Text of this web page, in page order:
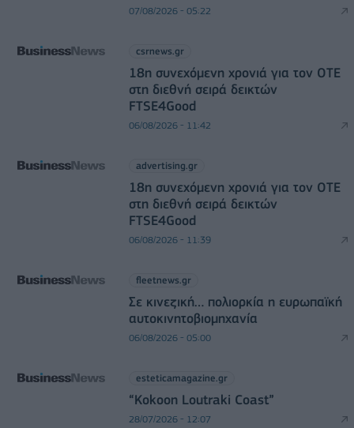
07/08/2026 - 05:22
csrnews.gr
18η συνεχόμενη χρονιά για τον ΟΤΕ
στη διεθνή σειρά δεικτών
FTSE4Good
06/08/2026 - 11:42
advertising.gr
18η συνεχόμενη χρονιά για τον ΟΤΕ
στη διεθνή σειρά δεικτών
FTSE4Good
06/08/2026 - 11:39
fleetnews.gr
Σε κινεζική… πολιορκία η ευρωπαϊκή
αυτοκινητοβιομηχανία
06/08/2026 - 05:00
esteticamagazine.gr
“Kokoon Loutraki Coast”
28/07/2026 - 12:07